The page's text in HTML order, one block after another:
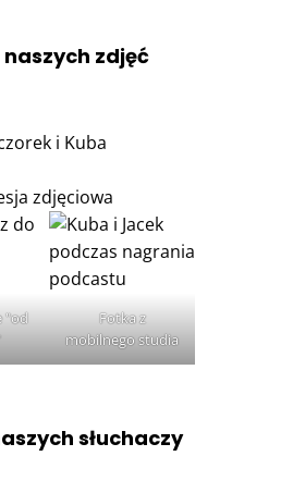
naszych zdjęć
zdjęciowa
"od
Fotka z
mobilnego studia
słuchaczy